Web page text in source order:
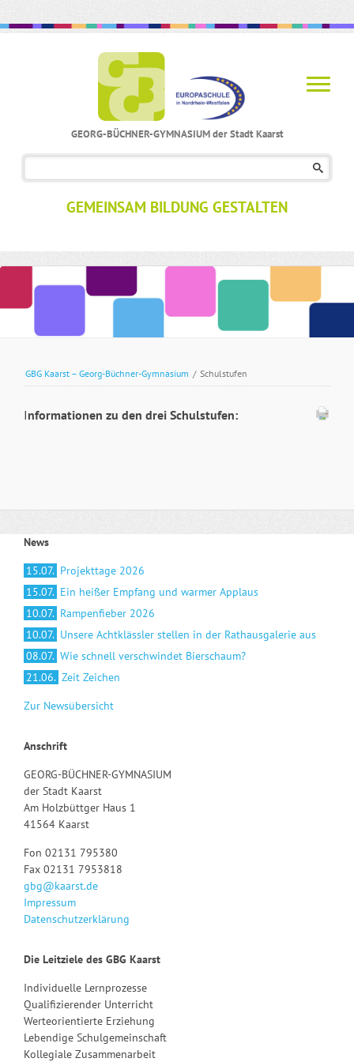
GEORG-BÜCHNER-GYMNASIUM der Stadt Kaarst
GEMEINSAM BILDUNG GESTALTEN
GBG Kaarst – Georg-Büchner-Gymnasium / Schulstufen
Informationen zu den drei Schulstufen:
News
15.07. Projekttage 2026
15.07. Ein heißer Empfang und warmer Applaus
10.07. Rampenfieber 2026
10.07. Unsere Achtklässler stellen in der Rathausgalerie aus
08.07. Wie schnell verschwindet Bierschaum?
21.06. Zeit Zeichen
Zur Newsübersicht
Anschrift
GEORG-BÜCHNER-GYMNASIUM
der Stadt Kaarst
Am Holzbüttger Haus 1
41564 Kaarst
Fon 02131 795380
Fax 02131 7953818
gbg@kaarst.de
Impressum
Datenschutzerklärung
Die Leitziele des GBG Kaarst
Individuelle Lernprozesse
Qualifizierender Unterricht
Werteorientierte Erziehung
Lebendige Schulgemeinschaft
Kollegiale Zusammenarbeit